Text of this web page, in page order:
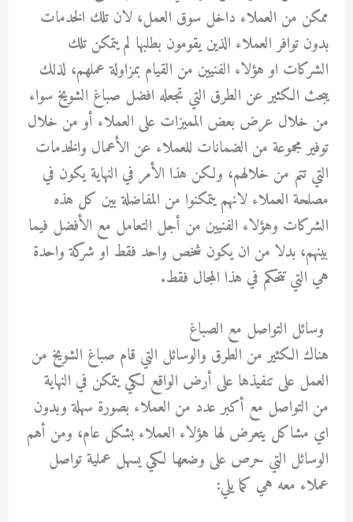
ممكن من العملاء داخل سوق العمل، لان تلك الخدمات
بدون توافر العملاء الذين يقومون بطلبها لم يتمكن تلك
الشركات او هؤلاء الفنيين من القيام بمزاولة عملهم، لذلك
يبحث الكثير عن الطرق التي تجعله افضل صباغ الشويخ سواء
من خلال عرض بعض المميزات على العملاء أو من خلال
توفير مجموعة من الضمانات للعملاء عن الأعمال والخدمات
التي تتم من خلالهم، ولكن هذا الأمر في النهاية يكون في
مصلحة العملاء لانهم يتمكنوا من المفاضلة بين كل هذه
الشركات وهؤلاء الفنيين من أجل التعامل مع الأفضل فيما
بينهم، بدلا من ان يكون شخص واحد فقط او شركة واحدة
هي التي تتحكم في هذا المجال فقط.
وسائل التواصل مع الصباغ
هناك الكثير من الطرق والوسائل التي قام صباغ الشويخ من
العمل على تنفيذها على أرض الواقع لكي يتمكن في النهاية
من التواصل مع أكبر عدد من العملاء بصورة سهلة وبدون
اي مشاكل يتعرض لها هؤلاء العملاء بشكل عام، ومن أهم
الوسائل التي حرص على وضعها لكي يسهل عملية تواصل
عملاء معه هي كما يلي: